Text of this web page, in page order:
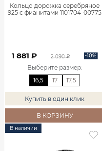
Кольцо дорожка серебряное
925 с фианитами 1101704-00775
1 881 ₽ 2 090 ₽ -10%
Выберите размер:
16,5
17 17,5
Купить в один клик
В КОРЗИНУ
В наличии